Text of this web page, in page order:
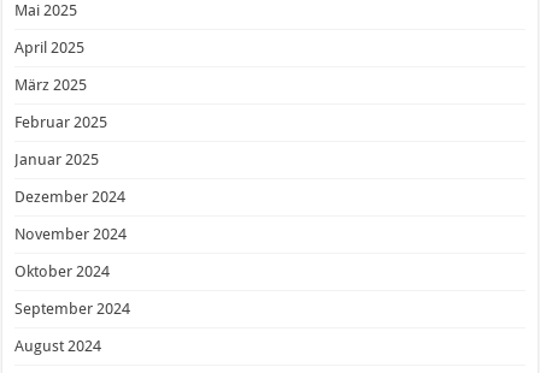
Mai 2025
April 2025
März 2025
Februar 2025
Januar 2025
Dezember 2024
November 2024
Oktober 2024
September 2024
August 2024